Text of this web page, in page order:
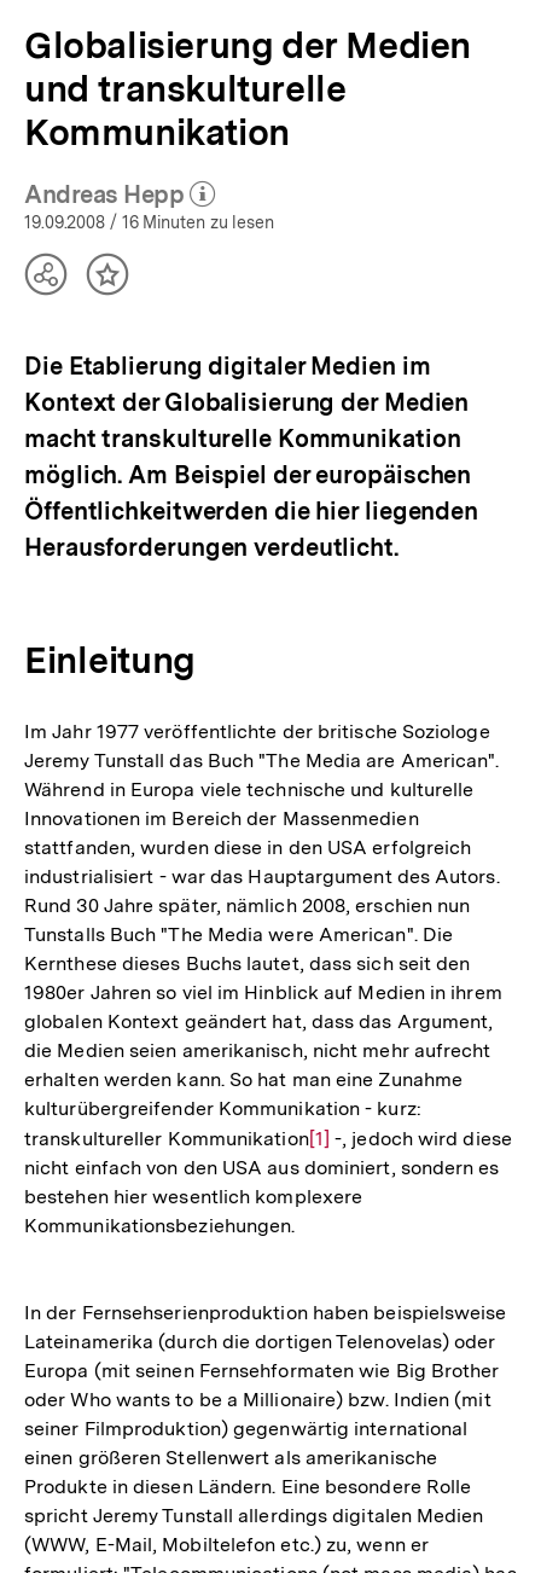
Globalisierung der Medien
und transkulturelle
Kommunikation
Andreas Hepp
(Mehr zum Autor)
öffnen
19.09.2008 / 16 Minuten zu lesen
TeilenInhalt
Die Etablierung digitaler Medien im
Kontext der Globalisierung der Medien
macht transkulturelle Kommunikation
möglich. Am Beispiel der europäischen
Öffentlichkeitwerden die hier liegenden
Herausforderungen verdeutlicht.
Einleitung
Im Jahr 1977 veröffentlichte der britische Soziologe
Jeremy Tunstall das Buch "The Media are American".
Während in Europa viele technische und kulturelle
Innovationen im Bereich der Massenmedien
stattfanden, wurden diese in den USA erfolgreich
industrialisiert - war das Hauptargument des Autors.
Rund 30 Jahre später, nämlich 2008, erschien nun
Tunstalls Buch "The Media were American". Die
Kernthese dieses Buchs lautet, dass sich seit den
1980er Jahren so viel im Hinblick auf Medien in ihrem
globalen Kontext geändert hat, dass das Argument,
die Medien seien amerikanisch, nicht mehr aufrecht
erhalten werden kann. So hat man eine Zunahme
kulturübergreifender Kommunikation - kurz:
transkultureller KommunikationZur
Auflösung
der
[1] -, jedoch wird diese
nicht einfach von den USA aus dominiert, sondern es
bestehen hier wesentlich komplexere
Kommunikationsbeziehungen.
In der Fernsehserienproduktion haben beispielsweise
Lateinamerika (durch die dortigen Telenovelas) oder
Europa (mit seinen Fernsehformaten wie Big Brother
oder Who wants to be a Millionaire) bzw. Indien (mit
seiner Filmproduktion) gegenwärtig international
einen größeren Stellenwert als amerikanische
Produkte in diesen Ländern. Eine besondere Rolle
spricht Jeremy Tunstall allerdings digitalen Medien
(WWW, E-Mail, Mobiltelefon etc.) zu, wenn er